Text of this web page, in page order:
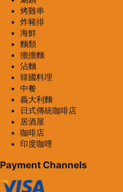
烤雞串
炸豬排
海鮮
麵類
擔擔麵
沾麵
韓國料理
中餐
義大利麵
日式傳統咖啡店
居酒屋
咖啡店
印度咖哩
Payment Channels